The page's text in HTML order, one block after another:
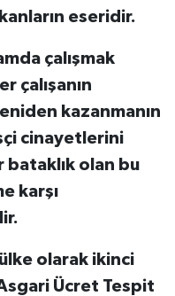
eseridir.
çalışmak
çalışanın
kazanmanın
cinayetlerini
olan bu
karşı
.
ülke olarak ikinci
Ücret Tespit